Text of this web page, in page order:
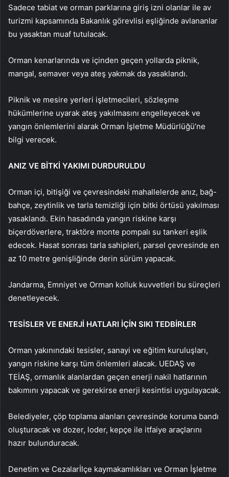
Sadece tabiat ve orman parklarına giriş izni olanlar ile av
turizmi kapsamında Bakanlık görevlisi eşliğinde avlananlar
bu yasaktan muaf tutulacak.
Orman kenarlarında ve içinden geçen yollarda piknik,
mangal, semaver veya ateş yakmak da yasaklandı.
Piknik ve mesire yerleri işletmecileri, sözleşme
hükümlerine uyarak ateş yakılmasını engelleyecek ve
yangın önlemlerini alarak Orman İşletme Müdürlüğü’ne
bilgi verecek.
ANIZ VE BİTKİ YAKIMI DURDURULDU
Orman içi, bitişiği ve çevresindeki mahallelerde anız, bağ-
bahçe, zeytinlik ve tarla temizliği için bitki örtüsü yakılması
yasaklandı. Ekin hasadında yangın riskine karşı
biçerdöverlere, traktöre monte pompalı su tankeri eşlik
edecek. Hasat sonrası tarla sahipleri, parsel çevresinde en
az 10 metre genişliğinde derin sürüm yapacak.
Jandarma, Emniyet ve Orman kolluk kuvvetleri bu süreçleri
denetleyecek.
TESİSLER VE ENERJİ HATLARI İÇİN SIKI TEDBİRLER
Orman yakınındaki tesisler, sanayi ve eğitim kuruluşları,
yangın riskine karşı tüm önlemleri alacak. UEDAŞ ve
TEİAŞ, ormanlık alanlardan geçen enerji nakil hatlarının
bakımını yapacak ve gerekirse enerji kesintisi uygulayacak.
Belediyeler, çöp toplama alanları çevresinde koruma bandı
oluşturacak ve dozer, loder, kepçe ile itfaiye araçlarını
hazır bulunduracak.
Denetim ve Cezalarİlçe kaymakamlıkları ve Orman İşletme